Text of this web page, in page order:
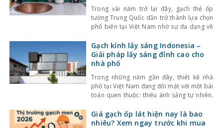
Trong vài năm trở lại đây, gạch thẻ ốp
tường Trung Quốc dần trở thành lựa chọn
phổ biến tại Việt Nam nhờ sự đa dạng về
Bên cạnh đó, chất lượng sản phẩm cũng
không ngừng được cải thiện, đáp ứng tốt
nhu cầu sử
Gạch kính lấy sáng Indonesia –
Giải pháp lấy sáng đỉnh cao cho
nhà phố
Trong những năm gần đây, thiết kế nhà
phố tại Việt Nam đang đối mặt với một bài
toán quen thuộc: thiếu ánh sáng tự nhiên.
che chắn bởi các công trình xung quanh,
khiến không gian trở nên bí bách và phụ
Giá gạch ốp lát hiện nay là bao
nhiêu? Xem ngay trước khi mua